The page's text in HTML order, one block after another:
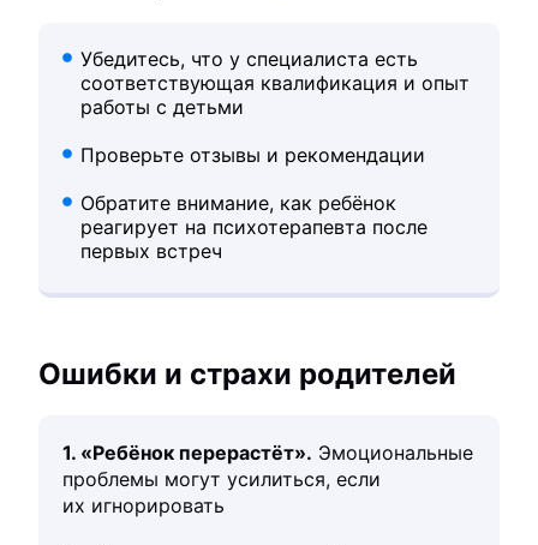
Убедитесь, что у специалиста есть
соответствующая квалификация и опыт
работы с детьми
Проверьте отзывы и рекомендации
Обратите внимание, как ребёнок
реагирует на психотерапевта после
первых встреч
Ошибки и страхи родителей
1. «Ребёнок перерастёт». Эмоциональные
проблемы могут усилиться, если
их игнорировать